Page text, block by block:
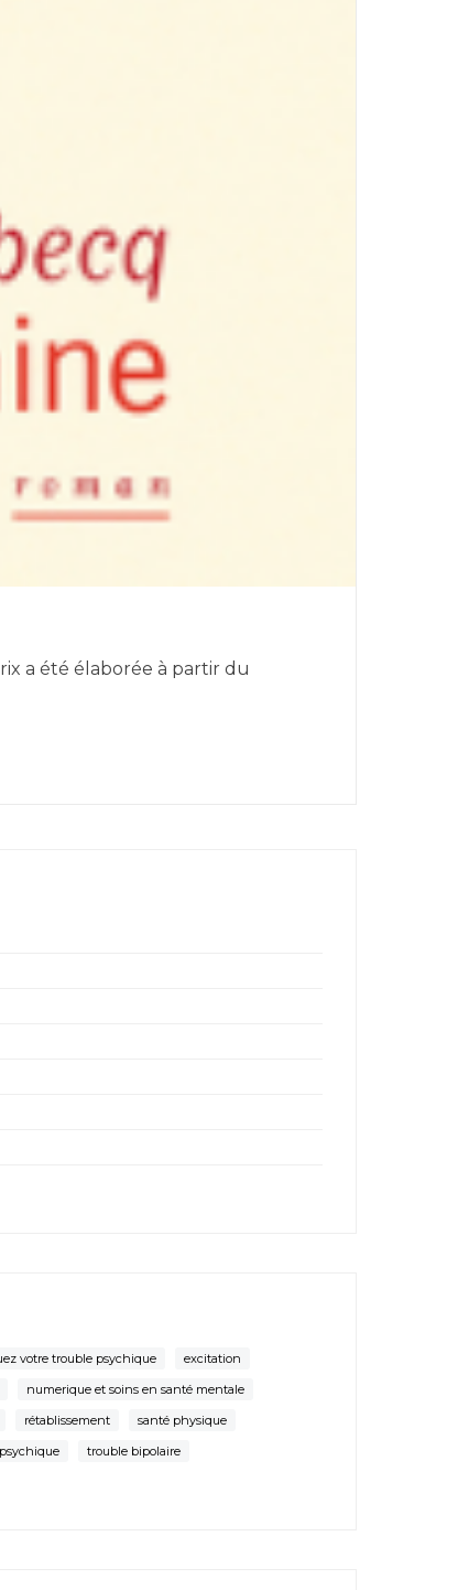
a été élaborée à partir du
votre trouble psychique
excitation
numerique et soins en santé mentale
rétablissement
santé physique
trouble bipolaire